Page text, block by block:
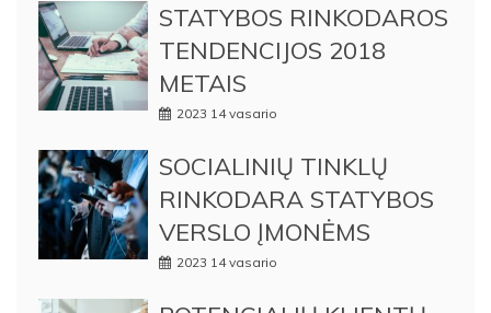
STATYBOS RINKODAROS
TENDENCIJOS 2018
METAIS
2023 14 vasario
SOCIALINIŲ TINKLŲ
RINKODARA STATYBOS
VERSLO ĮMONĖMS
2023 14 vasario